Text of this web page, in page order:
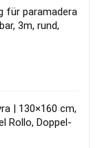
für paramadera
3m, rund,
| 130×160 cm,
Rollo, Doppel-